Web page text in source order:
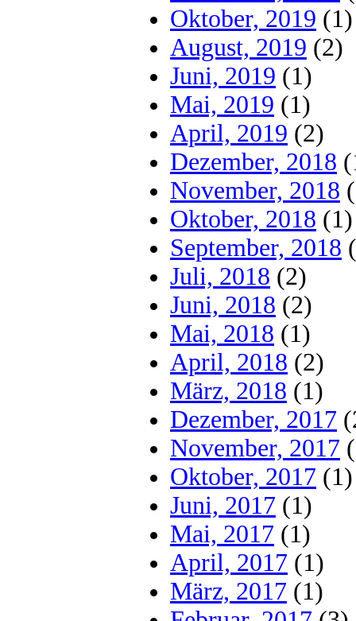
Oktober, 2019 (1)
August, 2019 (2)
Juni, 2019 (1)
Mai, 2019 (1)
April, 2019 (2)
Dezember, 2018
November, 2018
Oktober, 2018 (1)
September, 2018
Juli, 2018 (2)
Juni, 2018 (2)
Mai, 2018 (1)
April, 2018 (2)
März, 2018 (1)
Dezember, 2017
November, 2017
Oktober, 2017 (1)
Juni, 2017 (1)
Mai, 2017 (1)
April, 2017 (1)
März, 2017 (1)